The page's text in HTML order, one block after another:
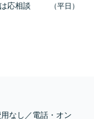
応相談
（平日）
なし／電話・オン